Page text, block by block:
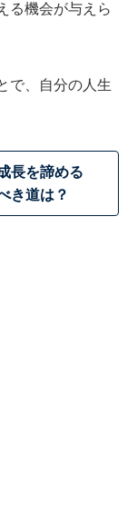
る機会が与えら
で、自分の人生
長を諦める
き道は？